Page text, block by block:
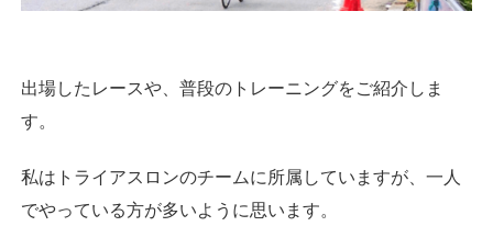
出場したレースや、普段のトレーニングをご紹介しま
す。
私はトライアスロンのチームに所属していますが、一人
でやっている方が多いように思います。